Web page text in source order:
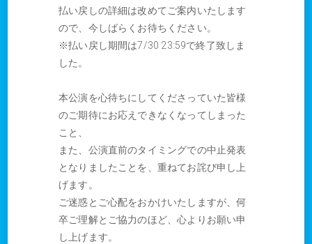
払い戻しの詳細は改めてご案内いたします
ので、今しばらくお待ちください。
※払い戻し期間は7/30 23:59で終了致しま
した。
本公演を心待ちにしてくださっていた皆様
のご期待にお応えできなくなってしまった
こと、
また、公演直前のタイミングでの中止発表
となりましたことを、重ねてお詫び申し上
げます。
ご迷惑とご心配をおかけいたしますが、何
卒ご理解とご協力のほど、心よりお願い申
し上げます。